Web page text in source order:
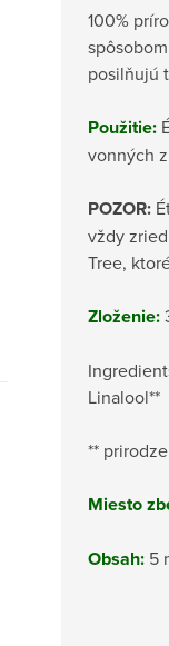
100%
posilňujú
Použitie:
vonných
POZOR:
vždy
Tree,
Zloženie:
Linalool**
**
Miesto
Obsah: 5